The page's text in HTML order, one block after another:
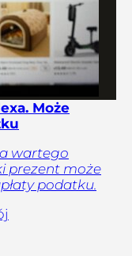
Może
wartego
prezent może
podatku.